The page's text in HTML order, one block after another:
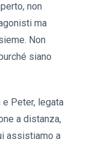
non
ma
Non
siano
e Peter, legata
a distanza,
assistiamo a